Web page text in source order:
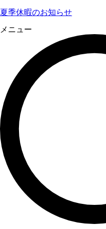
夏季休暇のお知らせ
メニュー